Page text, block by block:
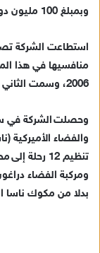
وبمبلغ 100 مليون دولار، بهدف توفير صواريخ بتكلفة معقولة.
استطاعت الشركة
2006، وسمت الثاني “فالكون 9” وأطلقته عام 2010.
ومركبة الفضاء
بدلا من مكوك ناسا